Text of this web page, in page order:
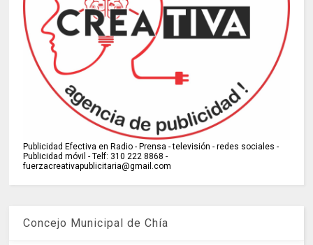
Publicidad Efectiva en Radio - Prensa - televisión - redes sociales -
Publicidad móvil - Telf: 310 222 8868 -
fuerzacreativapublicitaria@gmail.com
Concejo Municipal de Chía